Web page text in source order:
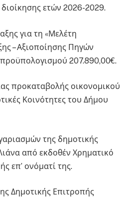
ετών 2026-2029.
για τη «Μελέτη
– Αξιοποίησης Πηγών
207.890,00€.
προκαταβολής οικονομικού
Κοινότητες του Δήμου
της δημοτικής
από εκδοθέν Χρηματικό
επ’ ονόματί της.
Δημοτικής Επιτροπής